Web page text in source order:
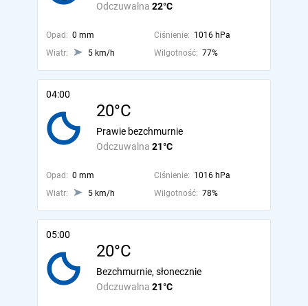
Odczuwalna 22°C
Opad: 0 mm Ciśnienie: 1016 hPa
Wiatr:
5 km/h Wilgotność: 77%
04:00
20°C
Odczuwalna 21°C
Prawie bezchmurnie
Opad: 0 mm Ciśnienie: 1016 hPa
Wiatr:
5 km/h Wilgotność: 78%
05:00
20°C
Odczuwalna 21°C
Bezchmurnie, słonecznie